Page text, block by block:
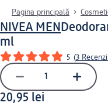
Pagina principală
NIVEA MEN
ml
5 (3
20,95 lei